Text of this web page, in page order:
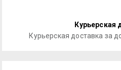
Курьерская
Курьерская доставка за